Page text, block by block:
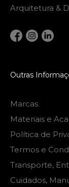
Arquitetura &
Outras
Marcas
Materiais e
Política de
Termos e
Transporte,
Cuidados,